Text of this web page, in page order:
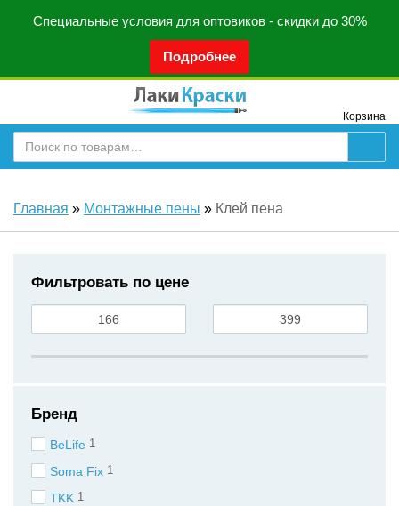
Специальные условия для оптовиков - скидки до 30%
Подробнее
Корзина
Главная » Монтажные пены » Клей пена
Фильтровать по цене
Бренд
BeLife 1
Soma Fix 1
TKK 1